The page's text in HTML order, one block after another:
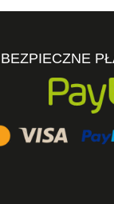
BEZPIECZNE